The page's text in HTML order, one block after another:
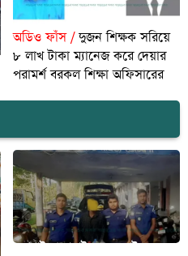
অডিও ফাঁস /দুজন শিক্ষক সরিয়ে
৮ লাখ টাকা ম্যানেজ করে দেয়ার
পরামর্শ বরকল শিক্ষা অফিসারের
কাপ্তাইয়ে চোলাই মদ সহ আটক ১